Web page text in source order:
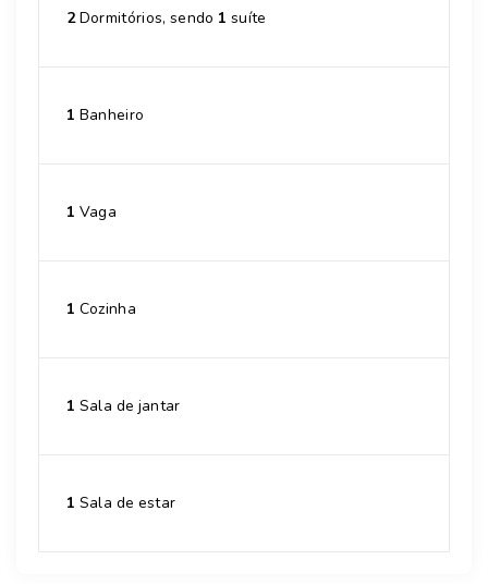
2Dormitórios, sendo 1 suíte
1 Banheiro
1 Vaga
1 Cozinha
1 Sala de jantar
1 Sala de estar